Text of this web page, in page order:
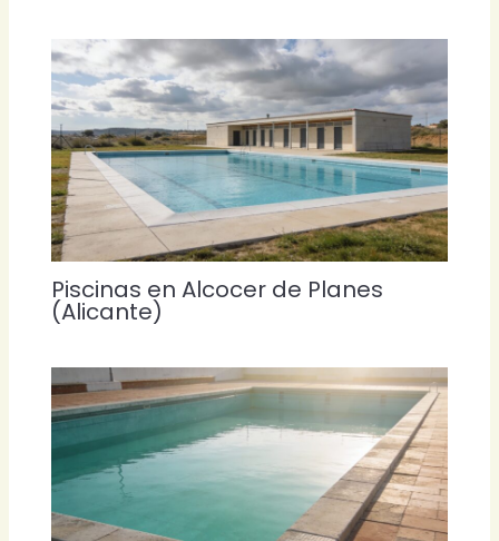
Piscinas en Alcocer de Planes
(Alicante)